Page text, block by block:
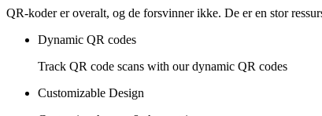
QR-koder er overalt, og de forsvinner ikke. De er en stor
Dynamic QR codes
Track QR code scans with our dynamic QR codes
Customizable Design